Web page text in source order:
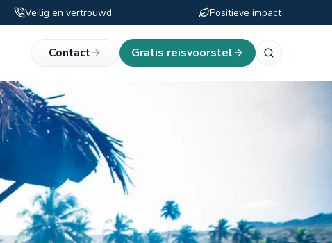
Veilig en vertrouwd Positieve impact
Contact Gratis reisvoorstel
Zoeken